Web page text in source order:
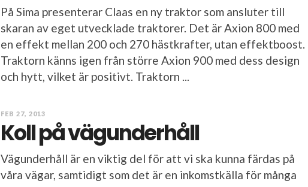
På Sima presenterar Claas en ny traktor som ansluter till
skaran av eget utvecklade traktorer. Det är Axion 800 med
en effekt mellan 200 och 270 hästkrafter, utan effektboost.
Traktorn känns igen från större Axion 900 med dess design
och hytt, vilket är positivt. Traktorn ...
FEB 27, 2013
Koll på vägunderhåll
Vägunderhåll är en viktig del för att vi ska kunna färdas på
våra vägar, samtidigt som det är en inkomstkälla för många